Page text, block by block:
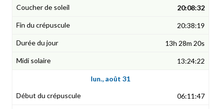
20:08:32
20:38:19
13h 28m 20s
13:24:22
lun., août 31
06:11:47